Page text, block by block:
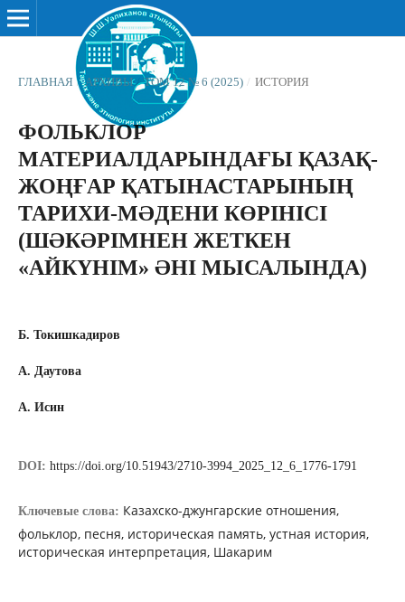
ГЛАВНАЯ / АРХИВЫ / ТОМ 12 № 6 (2025) / ИСТОРИЯ
ФОЛЬКЛОР
МАТЕРИАЛДАРЫНДАҒЫ ҚАЗАҚ-
ЖОҢҒАР ҚАТЫНАСТАРЫНЫҢ
ТАРИХИ-МӘДЕНИ КӨРІНІСІ
(ШӘКӘРІМНЕН ЖЕТКЕН
«АЙКҮНІМ» ӘНІ МЫСАЛЫНДА)
Б. Токишкадиров
А. Даутова
А. Исин
DOI: https://doi.org/10.51943/2710-3994_2025_12_6_1776-1791
Ключевые слова: Казахско-джунгарские отношения,
фольклор, песня, историческая память, устная история,
историческая интерпретация, Шакарим